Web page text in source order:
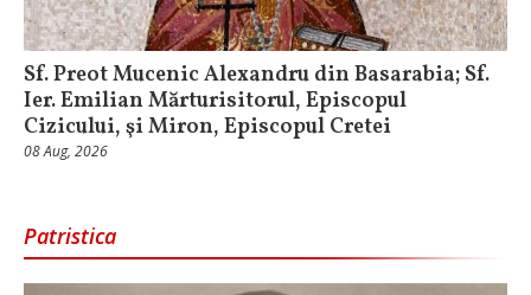
Sf. Preot Mucenic Alexandru din Basarabia; Sf.
Ier. Emilian Mărturisitorul, Episcopul
Cizicului, şi Miron, Episcopul Cretei
08 Aug, 2026
Patristica